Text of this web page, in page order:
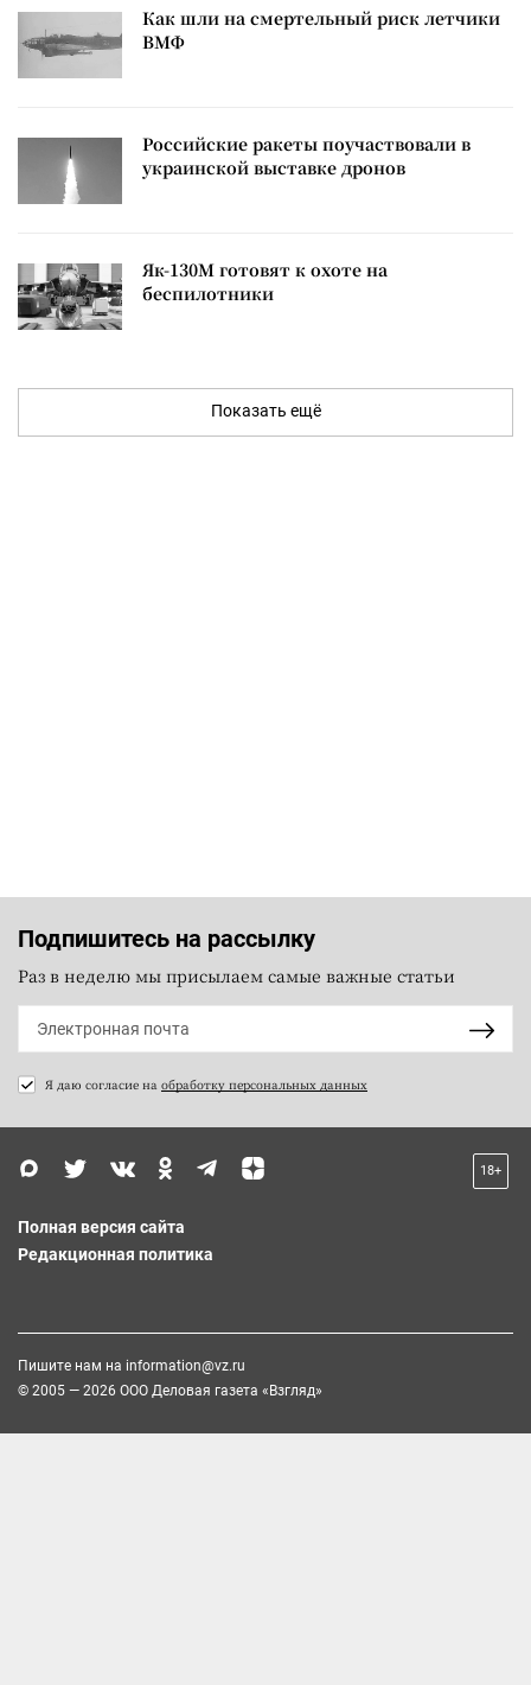
Как шли на смертельный риск летчики
ВМФ
Российские ракеты поучаствовали в
украинской выставке дронов
Як-130М готовят к охоте на
беспилотники
Показать ещё
Подпишитесь на рассылку
Раз в неделю мы присылаем самые важные статьи
Я даю согласие на обработку персональных данных
18+
Полная версия сайта
Редакционная политика
Пишите нам на information@vz.ru
© 2005 — 2026 ООО Деловая газета «Взгляд»